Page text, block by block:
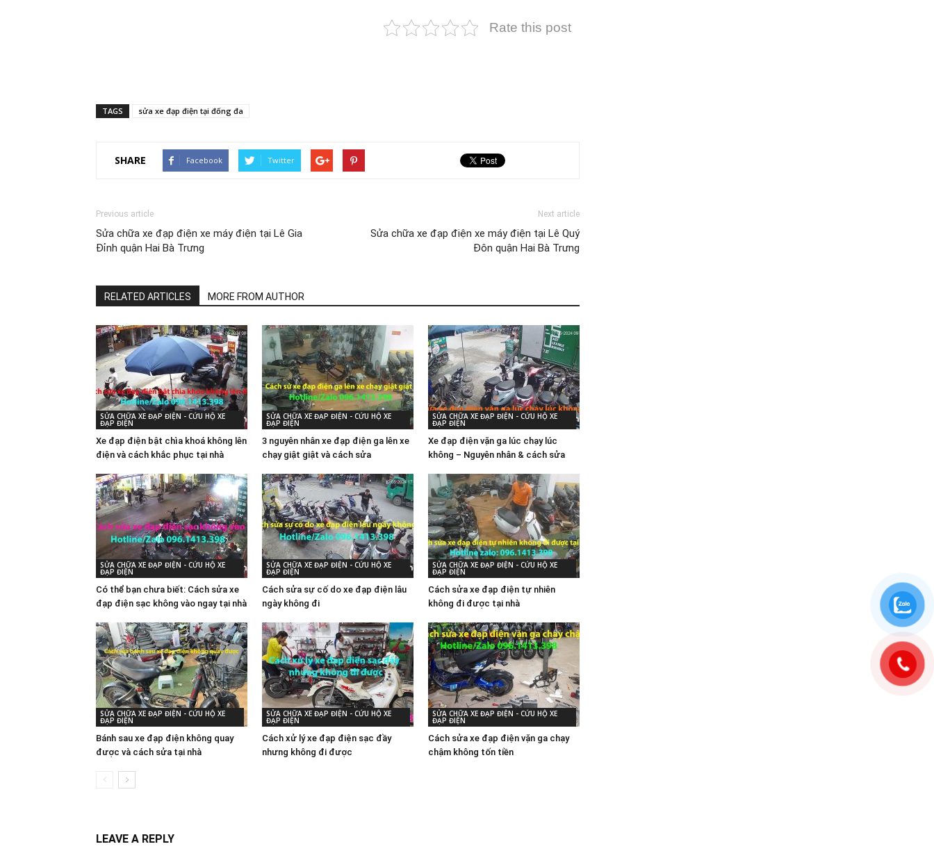
Rate this post
TAGS sửa xe đạp điện tại đống đa
SHARE Facebook Twitter
Previous article
Sửa chữa xe đạp điện xe máy điện tại Lê Gia
Đỉnh quận Hai Bà Trưng
Next article
Sửa chữa xe đạp điện xe máy điện tại Lê Quý
Đôn quận Hai Bà Trưng
RELATED ARTICLES MORE FROM AUTHOR
SỬA CHỮA XE ĐẠP ĐIỆN - CỨU HỘ XE
ĐẠP ĐIỆN
Xe đạp điện bật chìa khoá không lên
điện và cách khắc phục tại nhà
SỬA CHỮA XE ĐẠP ĐIỆN - CỨU HỘ XE
ĐẠP ĐIỆN
3 nguyên nhân xe đạp điện ga lên xe
chạy giật giật và cách sửa
SỬA CHỮA XE ĐẠP ĐIỆN - CỨU HỘ XE
ĐẠP ĐIỆN
Xe đạp điện vặn ga lúc chạy lúc
không – Nguyên nhân & cách sửa
SỬA CHỮA XE ĐẠP ĐIỆN - CỨU HỘ XE
ĐẠP ĐIỆN
Có thể bạn chưa biết: Cách sửa xe
đạp điện sạc không vào ngay tại nhà
SỬA CHỮA XE ĐẠP ĐIỆN - CỨU HỘ XE
ĐẠP ĐIỆN
Cách sửa sự cố do xe đạp điện lâu
ngày không đi
SỬA CHỮA XE ĐẠP ĐIỆN - CỨU HỘ XE
ĐẠP ĐIỆN
Cách sửa xe đạp điện tự nhiên
không đi được tại nhà
SỬA CHỮA XE ĐẠP ĐIỆN - CỨU HỘ XE
ĐẠP ĐIỆN
Bánh sau xe đạp điện không quay
được và cách sửa tại nhà
SỬA CHỮA XE ĐẠP ĐIỆN - CỨU HỘ XE
ĐẠP ĐIỆN
Cách xử lý xe đạp điện sạc đầy
nhưng không đi được
SỬA CHỮA XE ĐẠP ĐIỆN - CỨU HỘ XE
ĐẠP ĐIỆN
Cách sửa xe đạp điện vặn ga chạy
chậm không tốn tiền
LEAVE A REPLY